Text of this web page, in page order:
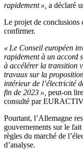
rapidement », a déclaré
Le projet de conclusions
confirmer.
« Le Conseil européen
rapidement à un accord
à accélérer la transition
travaux sur la
intérieur de l’électricité
fin de 2023 », peut-on
consulté par
Pourtant, l’Allemagne
gouvernements sur le
règles du marché de
d’analyse.